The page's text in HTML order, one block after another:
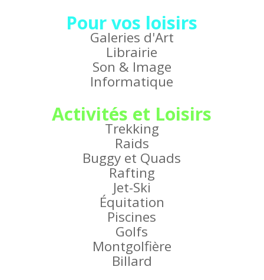
Pour vos loisirs
Galeries d'Art
Librairie
Son & Image
Informatique
Activités et Loisirs
Trekking
Raids
Buggy et Quads
Rafting
Jet-Ski
Équitation
Piscines
Golfs
Montgolfière
Billard